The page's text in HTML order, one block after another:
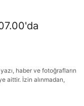
haber ve fotoğrafların
aittir. İzin alınmadan,